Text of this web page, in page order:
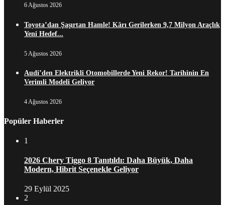
6 Ağustos 2026
Toyota’dan Şaşırtan Hamle! Kârı Gerilerken 9,7 Milyon Araçlık
Yeni Hedef...
5 Ağustos 2026
Audi’den Elektrikli Otomobillerde Yeni Rekor! Tarihinin En
Verimli Modeli Geliyor
4 Ağustos 2026
Popüler Haberler
1
2026 Chery Tiggo 8 Tanıtıldı: Daha Büyük, Daha
Modern, Hibrit Seçenekle Geliyor
29 Eylül 2025
2